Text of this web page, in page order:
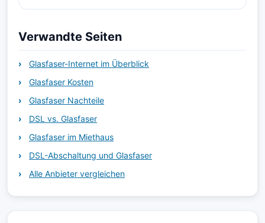
Verwandte Seiten
Glasfaser-Internet im Überblick
Glasfaser Kosten
Glasfaser Nachteile
DSL vs. Glasfaser
Glasfaser im Miethaus
DSL-Abschaltung und Glasfaser
Alle Anbieter vergleichen